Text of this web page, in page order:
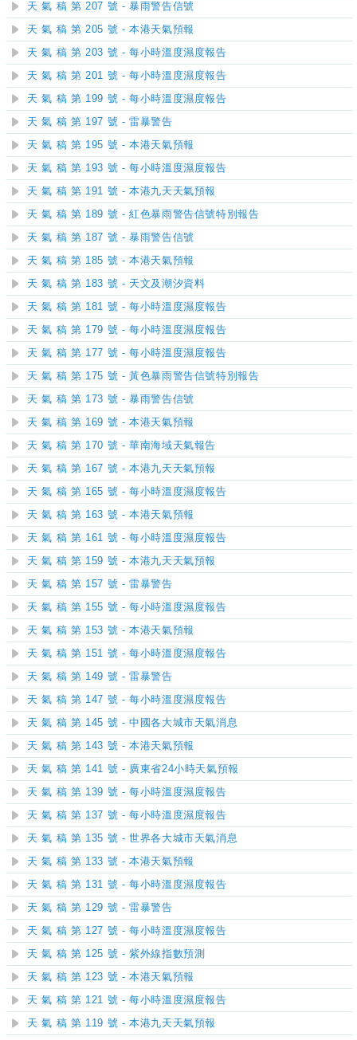
天 氣 稿 第 207 號 - 暴雨警告信號
天 氣 稿 第 205 號 - 本港天氣預報
天 氣 稿 第 203 號 - 每小時溫度濕度報告
天 氣 稿 第 201 號 - 每小時溫度濕度報告
天 氣 稿 第 199 號 - 每小時溫度濕度報告
天 氣 稿 第 197 號 - 雷暴警告
天 氣 稿 第 195 號 - 本港天氣預報
天 氣 稿 第 193 號 - 每小時溫度濕度報告
天 氣 稿 第 191 號 - 本港九天天氣預報
天 氣 稿 第 189 號 - 紅色暴雨警告信號特別報告
天 氣 稿 第 187 號 - 暴雨警告信號
天 氣 稿 第 185 號 - 本港天氣預報
天 氣 稿 第 183 號 - 天文及潮汐資料
天 氣 稿 第 181 號 - 每小時溫度濕度報告
天 氣 稿 第 179 號 - 每小時溫度濕度報告
天 氣 稿 第 177 號 - 每小時溫度濕度報告
天 氣 稿 第 175 號 - 黃色暴雨警告信號特別報告
天 氣 稿 第 173 號 - 暴雨警告信號
天 氣 稿 第 169 號 - 本港天氣預報
天 氣 稿 第 170 號 - 華南海域天氣報告
天 氣 稿 第 167 號 - 本港九天天氣預報
天 氣 稿 第 165 號 - 每小時溫度濕度報告
天 氣 稿 第 163 號 - 本港天氣預報
天 氣 稿 第 161 號 - 每小時溫度濕度報告
天 氣 稿 第 159 號 - 本港九天天氣預報
天 氣 稿 第 157 號 - 雷暴警告
天 氣 稿 第 155 號 - 每小時溫度濕度報告
天 氣 稿 第 153 號 - 本港天氣預報
天 氣 稿 第 151 號 - 每小時溫度濕度報告
天 氣 稿 第 149 號 - 雷暴警告
天 氣 稿 第 147 號 - 每小時溫度濕度報告
天 氣 稿 第 145 號 - 中國各大城市天氣消息
天 氣 稿 第 143 號 - 本港天氣預報
天 氣 稿 第 141 號 - 廣東省24小時天氣預報
天 氣 稿 第 139 號 - 每小時溫度濕度報告
天 氣 稿 第 137 號 - 每小時溫度濕度報告
天 氣 稿 第 135 號 - 世界各大城市天氣消息
天 氣 稿 第 133 號 - 本港天氣預報
天 氣 稿 第 131 號 - 每小時溫度濕度報告
天 氣 稿 第 129 號 - 雷暴警告
天 氣 稿 第 127 號 - 每小時溫度濕度報告
天 氣 稿 第 125 號 - 紫外線指數預測
天 氣 稿 第 123 號 - 本港天氣預報
天 氣 稿 第 121 號 - 每小時溫度濕度報告
天 氣 稿 第 119 號 - 本港九天天氣預報